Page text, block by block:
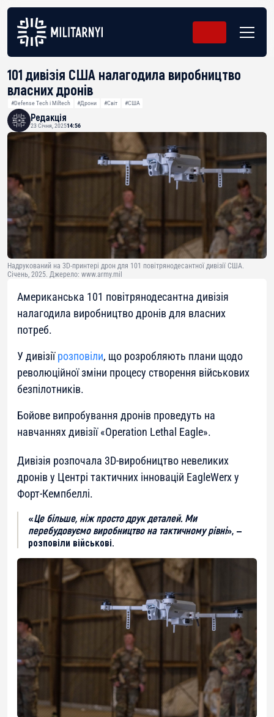
101 дивізія США налагодила виробництво
власних дронів
#Defense Tech і Miltech #Дрони #Світ #США
Редакція
23 Січня, 202514:56
Надрукований на 3D-принтері дрон для 101 повітрянодесантної дивізії США.
Січень, 2025. Джерело: www.army.mil
Американська 101 повітрянодесантна дивізія
налагодила виробництво дронів для власних
потреб.
У дивізіїрозповіли, що розробляють плани щодо
революційної зміни процесу створення військових
безпілотників.
Бойове випробування дронів проведуть на
навчаннях дивізії «Operation Lethal Eagle».
Дивізія розпочала 3D-виробництво невеликих
дронів у Центрі тактичних інновацій EagleWerx у
Форт-Кемпбеллі.
«Це більше, ніж просто друк деталей. Ми
перебудовуємо виробництво на тактичному рівні», —
розповіли військові.